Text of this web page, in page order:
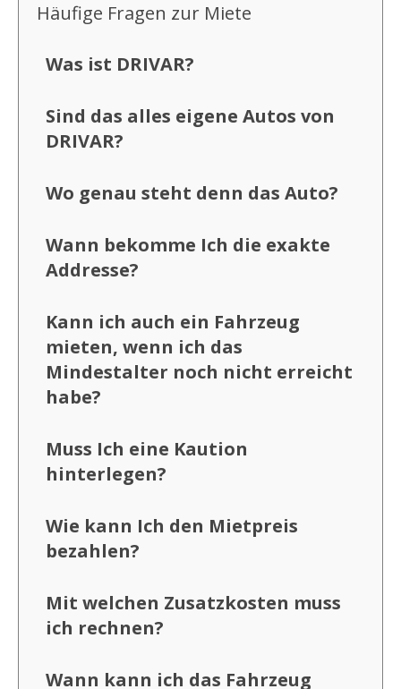
Häufige Fragen zur Miete
Was ist DRIVAR?
Sind das alles eigene Autos von
DRIVAR?
Wo genau steht denn das Auto?
Wann bekomme Ich die exakte
Addresse?
Kann ich auch ein Fahrzeug
mieten, wenn ich das
Mindestalter noch nicht erreicht
habe?
Muss Ich eine Kaution
hinterlegen?
Wie kann Ich den Mietpreis
bezahlen?
Mit welchen Zusatzkosten muss
ich rechnen?
Wann kann ich das Fahrzeug